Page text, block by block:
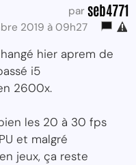
par seb4771
2019 à 09h27
hier aprem de
i5
2600x.
les 20 à 30 fps
et malgré
jeux, ça reste